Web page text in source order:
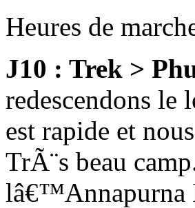
Heures de
J10 : Trek >
redescendons le
est rapide et
TrÃ¨s beau
lâ€™Annapurna